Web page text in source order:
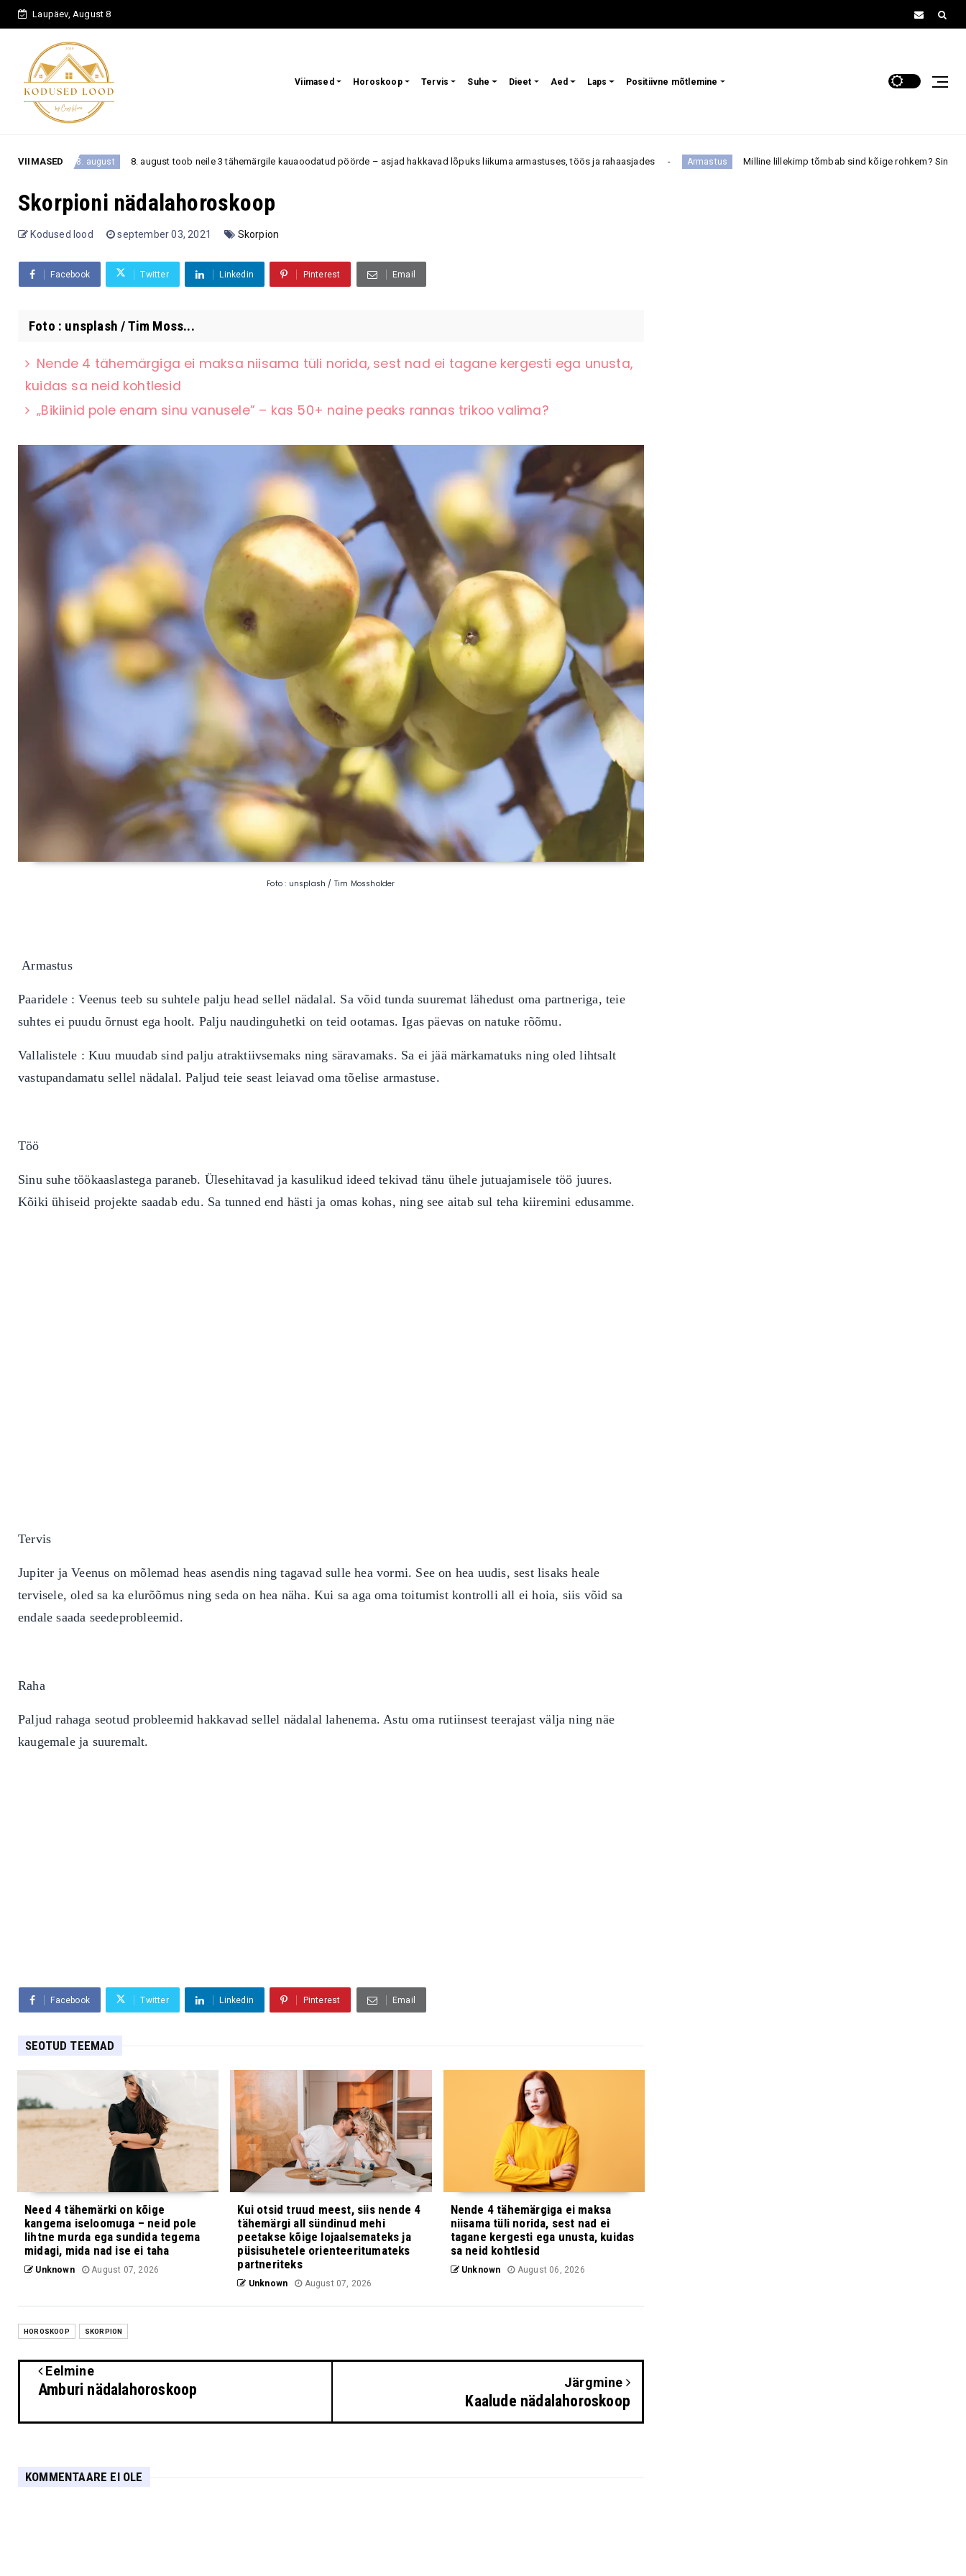
Laupäev, August 8
Viimased Horoskoop Tervis Suhe Dieet Aed Laps Positiivne mõtlemine
VIIMASED
8. august toob neile 3 tähemärgile kauaoodatud pöörde – asjad hakkavad lõpuks liikuma armastuses, töös ja rahaasjades Armastus Milline lillekimp tõmbab sind kõige rohkem? Sinu valik võib paljastada,
Skorpioni nädalahoroskoop
Kodused lood september 03, 2021 Skorpion
Facebook Twitter Linkedin Pinterest Email
Foto : unsplash / Tim Moss...
Nende 4 tähemärgiga ei maksa niisama tüli norida, sest nad ei tagane kergesti ega unusta,
kuidas sa neid kohtlesid
„Bikiinid pole enam sinu vanusele” – kas 50+ naine peaks rannas trikoo valima?
Foto : unsplash / Tim Mossholder
Armastus
Paaridele : Veenus teeb su suhtele palju head sellel nädalal. Sa võid tunda suuremat lähedust oma partneriga, teie
suhtes ei puudu õrnust ega hoolt. Palju naudinguhetki on teid ootamas. Igas päevas on natuke rõõmu.
Vallalistele : Kuu muudab sind palju atraktiivsemaks ning säravamaks. Sa ei jää märkamatuks ning oled lihtsalt
vastupandamatu sellel nädalal. Paljud teie seast leiavad oma tõelise armastuse.
Töö
Sinu suhe töökaaslastega paraneb. Ülesehitavad ja kasulikud ideed tekivad tänu ühele jutuajamisele töö juures.
Kõiki ühiseid projekte saadab edu. Sa tunned end hästi ja omas kohas, ning see aitab sul teha kiiremini edusamme.
Tervis
Jupiter ja Veenus on mõlemad heas asendis ning tagavad sulle hea vormi. See on hea uudis, sest lisaks heale
tervisele, oled sa ka elurõõmus ning seda on hea näha. Kui sa aga oma toitumist kontrolli all ei hoia, siis võid sa
endale saada seedeprobleemid.
Raha
Paljud rahaga seotud probleemid hakkavad sellel nädalal lahenema. Astu oma rutiinsest teerajast välja ning näe
kaugemale ja suuremalt.
Facebook Twitter Linkedin Pinterest Email
SEOTUD TEEMAD
Need 4 tähemärki on kõige
kangema iseloomuga – neid pole
lihtne murda ega sundida tegema
midagi, mida nad ise ei taha
Unknown August 07, 2026
Kui otsid truud meest, siis nende 4
tähemärgi all sündinud mehi
peetakse kõige lojaalsemateks ja
püsisuhetele orienteeritumateks
partneriteks
Unknown August 07, 2026
Nende 4 tähemärgiga ei maksa
niisama tüli norida, sest nad ei
tagane kergesti ega unusta, kuidas
sa neid kohtlesid
Unknown August 06, 2026
HOROSKOOP SKORPION
Eelmine
Amburi nädalahoroskoop Järgmine
Kaalude nädalahoroskoop
KOMMENTAARE EI OLE